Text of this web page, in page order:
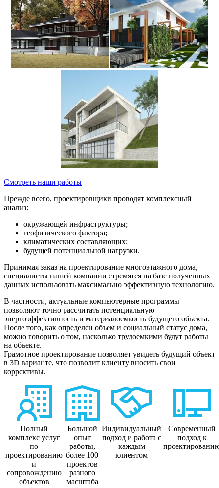
Смотреть наши работы
Прежде всего, проектировщики проводят комплексный
анализ:
окружающей инфраструктуры;
геофизического фактора;
климатических составляющих;
будущей потенциальной нагрузки.
Принимая заказ на проектирование многоэтажного дома,
специалисты нашей компании стремятся на базе полученных
данных использовать максимально эффективную технологию.
В частности, актуальные компьютерные программы
позволяют точно рассчитать потенциальную
энергоэффективность и материалоемкость будущего объекта.
После того, как определен объем и социальный статус дома,
можно говорить о том, насколько трудоемкими будут работы
на объекте.
Грамотное проектирование позволяет увидеть будущий объект
в 3D варианте, что позволит клиенту вносить свои
коррективы.
Полный
комплекс услуг
по
проектированию
и
сопровождению
объектов
Большой
опыт
работы,
более 100
проектов
разного
масштаба
Индивидуальный
подход и работа с
каждым
клиентом
Современный
подход к